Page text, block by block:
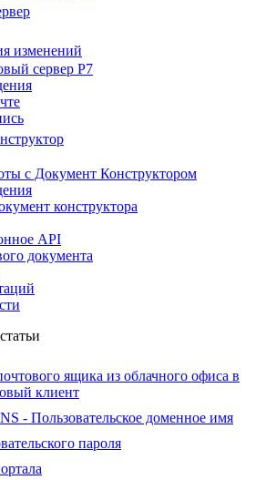
изменений
сервер Р7
с Документ Конструктором
конструктора
API
документа
ящика из облачного офиса в
клиент
- Пользовательское доменное имя
пароля